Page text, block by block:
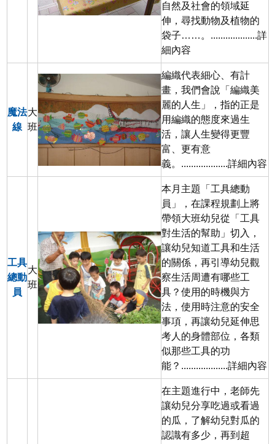
自然及社會的領域延
伸，尋找動物及植物的
袋子……。...................詳
細內容
魔法
線
大
班
編織代表細心、有計
畫，我們會說「編織美
麗的人生」，指的正是
用編織的態度來過生
活，讓人生變得更豐
富、更有意
義。...................詳細內容
工具
總動
員
大
班
本月主題「工具總動
員」，在課程規劃上將
帶領大班幼兒從「工具
對生活的幫助」切入，
讓幼兒知道工具和生活
的關係，再引導幼兒觀
察生活周遭有哪些工
具？使用的時機與方
法，使用時注意的安全
事項，再讓幼兒延伸思
考人的身體部位，各類
似那些工具的功
能？...................詳細內容
在主題進行中，老師先
讓幼兒分享吃過或看過
的瓜，了解幼兒對瓜的
認識有多少，再到超